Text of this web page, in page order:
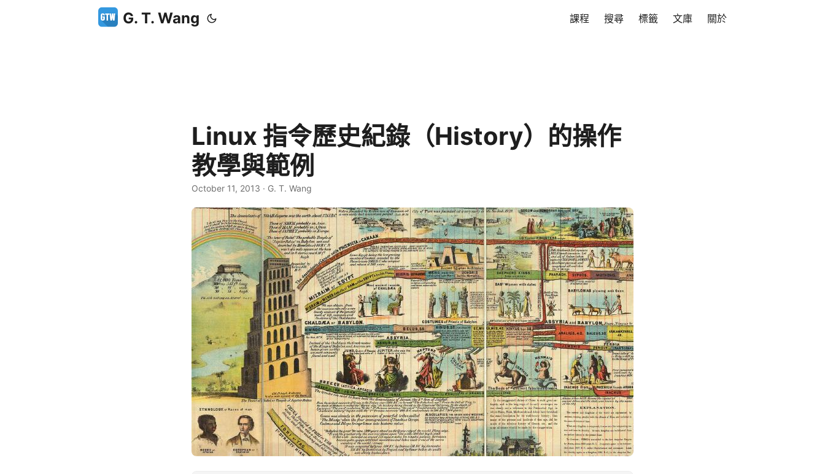
G. T. Wang 課程 搜尋 標籤 文庫 關於
Linux 指令歷史紀錄（History）的操作
教學與範例
October 11, 2013 · G. T. Wang